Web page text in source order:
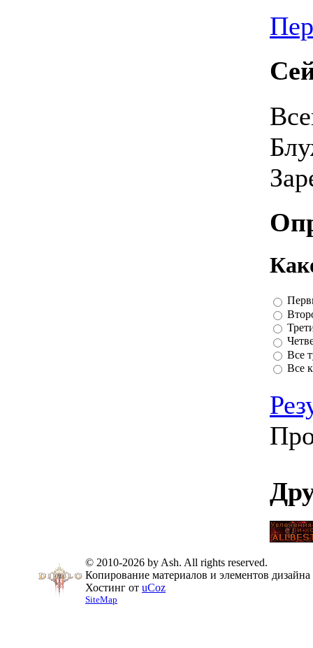
Все
Все
© 2010-2026 by Ash. All rights reserved.
Копирование материалов и элементов
Хостинг от uCoz
SiteMap